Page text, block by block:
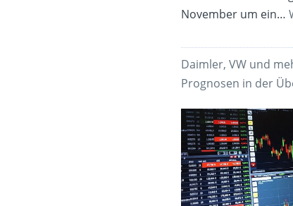
November um ein…
Daimler, VW und
Prognosen in der